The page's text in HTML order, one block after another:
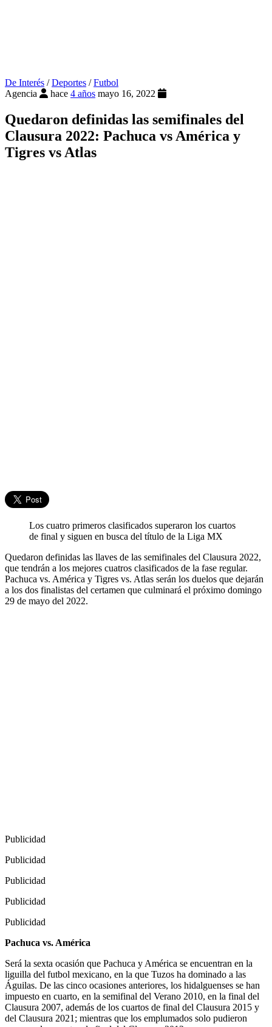
De Interés /Deportes /Futbol
Agencia
hace 4 años mayo 16, 2022
Quedaron definidas las semifinales del
Clausura 2022: Pachuca vs América y
Tigres vs Atlas
Los cuatro primeros clasificados superaron los cuartos
de final y siguen en busca del título de la Liga MX
Quedaron definidas las llaves de las semifinales del Clausura 2022,
que tendrán a los mejores cuatros clasificados de la fase regular.
Pachuca vs. América y Tigres vs. Atlas serán los duelos que dejarán
a los dos finalistas del certamen que culminará el próximo domingo
29 de mayo del 2022.
Publicidad
Publicidad
Publicidad
Publicidad
Publicidad
Pachuca vs. América
Será la sexta ocasión que Pachuca y América se encuentran en la
liguilla del futbol mexicano, en la que Tuzos ha dominado a las
Águilas. De las cinco ocasiones anteriores, los hidalguenses se han
impuesto en cuarto, en la semifinal del Verano 2010, en la final del
Clausura 2007, además de los cuartos de final del Clausura 2015 y
del Clausura 2021; mientras que los emplumados solo pudieron